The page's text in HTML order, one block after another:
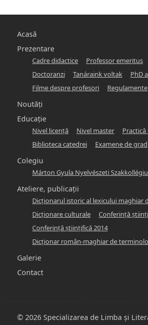
Main
navigation
hunlang
Acasă
Prezentare
Cadre didactice Professor emeritus
Doctoranzi
Tanáraink voltak
PhD
Filme despre profesori
Regulamente
Noutăți
Educație
Nivel licență Nivel master
Biblioteca catedrei
Examene de grad
Colegiu
Márton Gyula Nyelvészeti
Ateliere, publicații
Dicţionarul istoric al lexicului maghiar
Dicţionare culturale
Conferinţă
Conferinţă ştiinţifică 2014
Dicţionar român-maghiar de
Galerie
Contact
© 2026 Specializarea de Limba și